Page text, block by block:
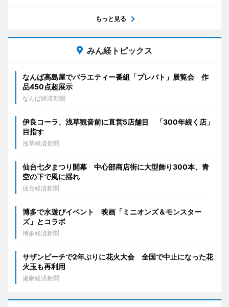
もっと見る
みん経トピックス
なんば高島屋でバラエティー番組「プレバト」展覧会 作
品450点超展示
なんば経済新聞
伊良コーラ、浅草観音前に直営5店舗目 「300年続く店」
目指す
浅草経済新聞
仙台七夕まつり開幕 中心部商店街に大型飾り300本、青
空の下で風に揺れ
仙台経済新聞
博多で水遊びイベント 映画「ミニオンズ＆モンスター
ズ」とコラボ
博多経済新聞
サザンビーチで2年ぶりに花火大会 全国で中止になった花
火玉も再利用
湘南経済新聞